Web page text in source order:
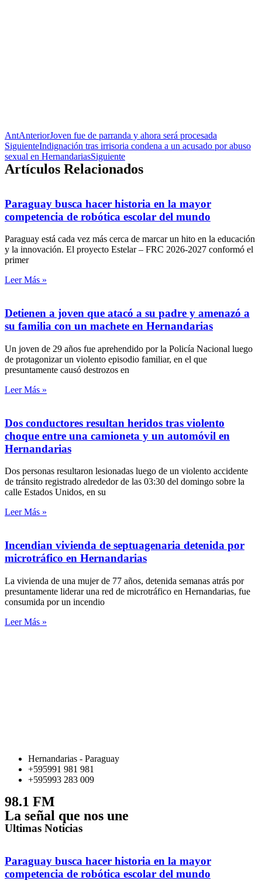
AntAnteriorJoven fue de parranda y ahora será procesada
SiguienteIndignación tras irrisoria condena a un acusado por abuso
sexual en HernandariasSiguiente
Artículos Relacionados
Paraguay busca hacer historia en la mayor
competencia de robótica escolar del mundo
Paraguay está cada vez más cerca de marcar un hito en la educación
y la innovación. El proyecto Estelar – FRC 2026-2027 conformó el
primer
Leer Más »
Detienen a joven que atacó a su padre y amenazó a
su familia con un machete en Hernandarias
Un joven de 29 años fue aprehendido por la Policía Nacional luego
de protagonizar un violento episodio familiar, en el que
presuntamente causó destrozos en
Leer Más »
Dos conductores resultan heridos tras violento
choque entre una camioneta y un automóvil en
Hernandarias
Dos personas resultaron lesionadas luego de un violento accidente
de tránsito registrado alrededor de las 03:30 del domingo sobre la
calle Estados Unidos, en su
Leer Más »
Incendian vivienda de septuagenaria detenida por
microtráfico en Hernandarias
La vivienda de una mujer de 77 años, detenida semanas atrás por
presuntamente liderar una red de microtráfico en Hernandarias, fue
consumida por un incendio
Leer Más »
Hernandarias - Paraguay
+595991 981 981
+595993 283 009
98.1 FM
La señal que nos une
Ultimas Noticias
Paraguay busca hacer historia en la mayor
competencia de robótica escolar del mundo